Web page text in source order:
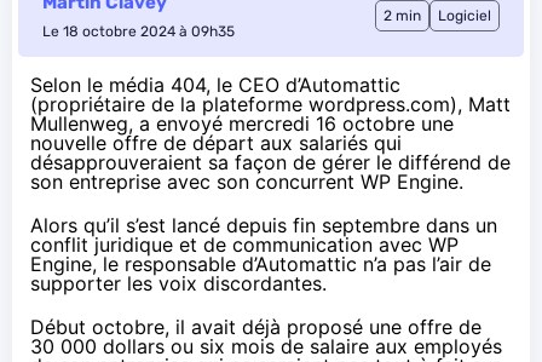
Le 18 octobre 2024 à 09h35
2 min Logiciel
Selon le média 404, le CEO d’Automattic
(propriétaire de la plateforme wordpress.com), Matt
Mullenweg, a envoyé mercredi 16 octobre une
nouvelle offre de départ aux salariés qui
désapprouveraient sa façon de gérer le différend de
son entreprise avec son concurrent WP Engine.
Alors qu’il s’est lancé depuis fin septembre dans un
conflit juridique et de communication avec WP
Engine, le responsable d’Automattic n’a pas l’air de
supporter les voix discordantes.
Début octobre, il avait déjà proposé une offre de
30 000 dollars ou six mois de salaire aux employés